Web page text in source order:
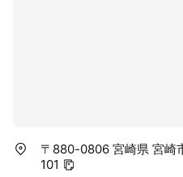
〒880-0806 宮崎県 宮崎
101